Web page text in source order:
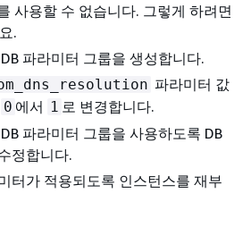
사용할 수 없습니다. 그렇게 하려면
.
파라미터 그룹을 생성합니다.
파라미터 값
0 에서 1 로 변경합니다.
파라미터 그룹을 사용하도록 DB
정합니다.
터가 적용되도록 인스턴스를 재부